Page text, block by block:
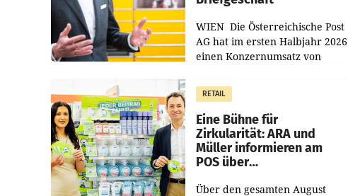
WIEN Die Österreichische Post
AG hat im ersten Halbjahr 2026
einen Konzernumsatz von
erwirtschaftet, was einem Plus
von 3,8 Prozent gegenüber
dem Vergleichszeitraum
RETAIL
Eine Bühne für
Zirkularität: ARA und
Müller informieren am
POS über
Über den gesamten August